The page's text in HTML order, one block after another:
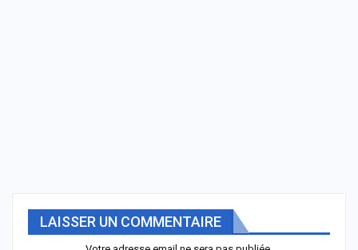
LAISSER UN COMMENTAIRE